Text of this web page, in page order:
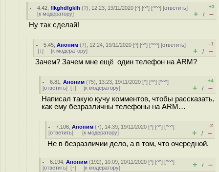
4.42 ,flkghdfgklh (?), 12:23, 19/11/2020 [^] [^^] [^^^] [ответить]
[к модератору]
+3
+ / –
Ну так сделай!
5.45 ,Аноним (7), 12:24, 19/11/2020 [^] [^^] [^^^] [ответить]
[↓] [к модератору]
–1
+ / –
Зачем? Зачем мне ещё один телефон на ARM?
6.81 ,Аноним (75), 13:23, 19/11/2020 [^] [^^] [^^^]
[ответить] [↓] [к модератору]
+4
+ / –
Написал такую кучу комментов, чтобы рассказать,
как ему безразличны телефоны на ARM…
7.106 ,Аноним (7), 14:39, 19/11/2020 [^] [^^] [^^^]
[ответить] [к модератору]
–2
+ / –
Не в безразличии дело, а в том, что очередной.
6.194 ,Аноним (192), 10:09, 20/11/2020 [^] [^^] [^^^]
[ответить] [↑] [к модератору] + / –